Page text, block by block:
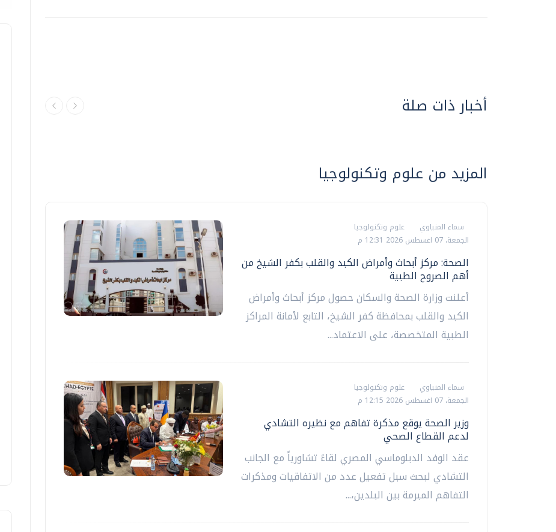
أخبار ذات صلة
المزيد من علوم وتكنولوجيا
سماء المنياوي
علوم وتكنولوجيا
الجمعة، 07 اغسطس 2026 12:31 م
الصحة: مركز أبحاث وأمراض الكبد والقلب بكفر الشيخ من
أهم الصروح الطبية
أعلنت وزارة الصحة والسكان حصول مركز أبحاث وأمراض
الكبد والقلب بمحافظة كفر الشيخ، التابع لأمانة المراكز
الطبية المتخصصة، على الاعتماد...
سماء المنياوي
علوم وتكنولوجيا
الجمعة، 07 اغسطس 2026 12:15 م
وزير الصحة يوقع مذكرة تفاهم مع نظيره التشادي
لدعم القطاع الصحي
عقد الوفد الدبلوماسي المصري لقاءً تشاورياً مع الجانب
التشادي لبحث سبل تفعيل عدد من الاتفاقيات ومذكرات
التفاهم المبرمة بين البلدين،...